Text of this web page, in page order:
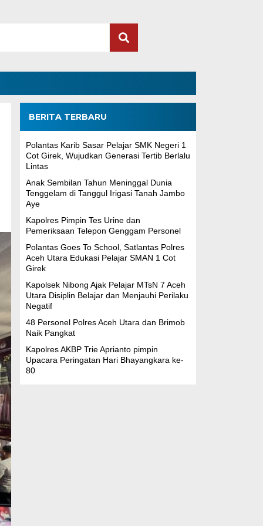
BERITA TERBARU
Polantas Karib Sasar Pelajar SMK Negeri 1
Cot Girek, Wujudkan Generasi Tertib Berlalu
Lintas
Anak Sembilan Tahun Meninggal Dunia
Tenggelam di Tanggul Irigasi Tanah Jambo
Aye
Kapolres Pimpin Tes Urine dan
Pemeriksaan Telepon Genggam Personel
Polantas Goes To School, Satlantas Polres
Aceh Utara Edukasi Pelajar SMAN 1 Cot
Girek
Kapolsek Nibong Ajak Pelajar MTsN 7 Aceh
Utara Disiplin Belajar dan Menjauhi Perilaku
Negatif
48 Personel Polres Aceh Utara dan Brimob
Naik Pangkat
Kapolres AKBP Trie Aprianto pimpin
Upacara Peringatan Hari Bhayangkara ke-
80